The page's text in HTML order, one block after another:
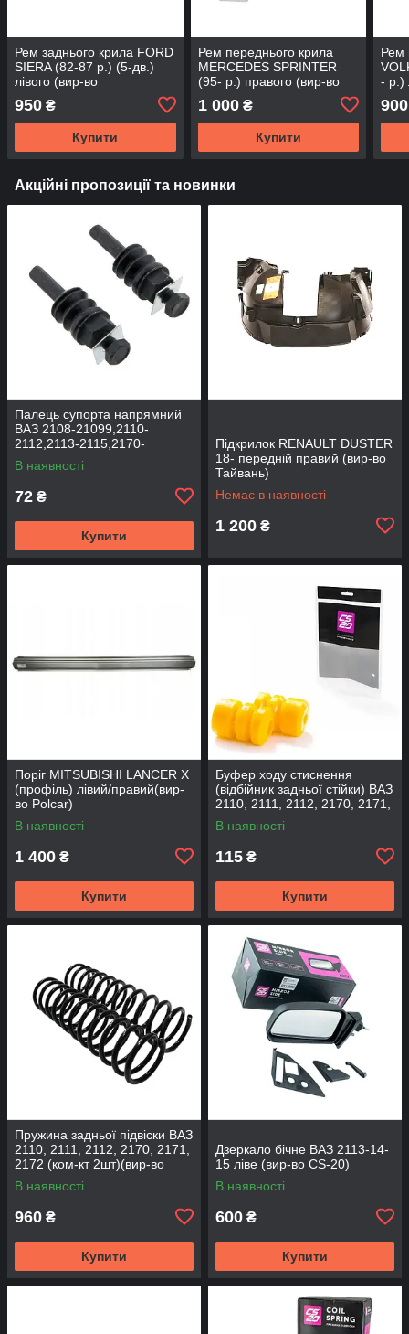
Рем заднього крила FORD
SIERA (82-87 р.) (5-дв.)
лівого (вир-во
KLOKKERHOLM) KH2550
581
950 ₴
Купити
Рем переднього крила
MERCEDES SPRINTER
(95- р.) правого (вир-во
1 000₴
Купити
Рем
- р.)
900
Акційні пропозиції та новинки
Палець супорта напрямний
ВАЗ 2108-21099,2110-
2112,2113-2115,2170-
2172,2190, 1117-1119 (к-т
2шт) (вир-во BEG-LINE)
В наявності
72 ₴
Купити
Підкрилок RENAULT DUSTER
18- передній правий (вир-во
Тайвань)
Немає в наявності
1 200 ₴
Поріг MITSUBISHI LANCER Х
(профіль) лівий/правий(вир-
во Polcar)
В наявності
1 400 ₴
Купити
Буфер ходу стиснення
(відбійник задньої стійки) ВАЗ
2110, 2111, 2112, 2170, 2171,
2172 (2шт) (вир-во CS-20
В наявності
115 ₴
Купити
Пружина задньої підвіски ВАЗ
2110, 2111, 2112, 2170, 2171,
2172 (ком-кт 2шт)(вир-во
SKADI)
В наявності
960 ₴
Купити
Дзеркало бічне ВАЗ 2113-14-
15 ліве (вир-во CS-20)
В наявності
600 ₴
Купити